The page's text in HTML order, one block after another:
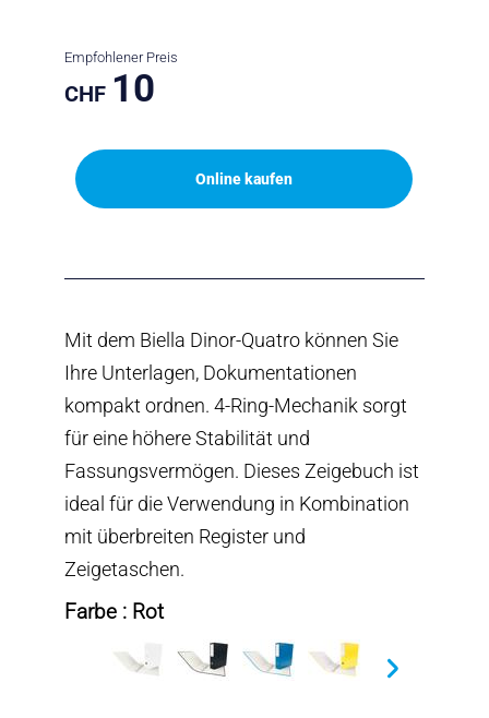
Empfohlener Preis
CHF 10
Online kaufen
Mit dem Biella Dinor-Quatro können Sie
Ihre Unterlagen, Dokumentationen
kompakt ordnen. 4-Ring-Mechanik sorgt
für eine höhere Stabilität und
Fassungsvermögen. Dieses Zeigebuch ist
ideal für die Verwendung in Kombination
mit überbreiten Register und
Zeigetaschen.
Farbe : Rot